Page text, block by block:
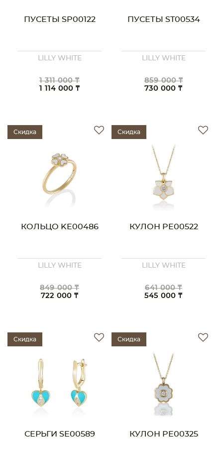
ПУСЕТЫ SP00122
LILLY WHITE
1 311 000 ₸
1 114 000 ₸
ПУСЕТЫ ST00534
LILLY WHITE
859 000 ₸
730 000 ₸
Скидка
КОЛЬЦО KE00486
LILLY WHITE
849 000 ₸
722 000 ₸
Скидка
КУЛОН PE00522
LILLY WHITE
641 000 ₸
545 000 ₸
Скидка
СЕРЬГИ SE00589
Скидка
КУЛОН PE00325